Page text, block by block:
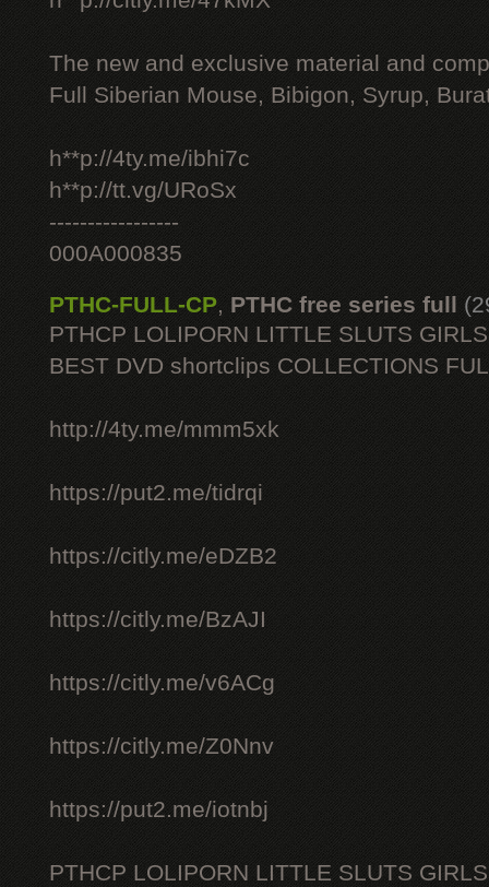
The new and exclusive material and
Full Siberian Mouse, Bibigon, Syrup,
h**p://4ty.me/ibhi7c
h**p://tt.vg/URoSx
-----------------
000A000835
PTHC-FULL-CP, PTHC free series full
PTHCP LOLIPORN LITTLE SLUTS
BEST DVD shortclips COLLECTIONS
http://4ty.me/mmm5xk
https://put2.me/tidrqi
https://citly.me/eDZB2
https://citly.me/BzAJI
https://citly.me/v6ACg
https://citly.me/Z0Nnv
https://put2.me/iotnbj
PTHCP LOLIPORN LITTLE SLUTS